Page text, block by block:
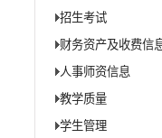
招生考试
财务资产及收费信
人事师资信息
教学质量
学生管理